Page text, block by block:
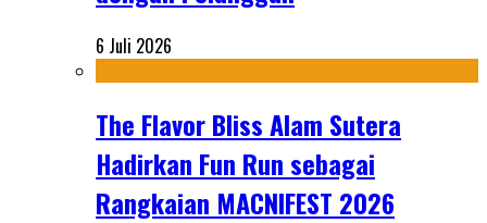
6 Juli 2026
The Flavor Bliss Alam Sutera
Hadirkan Fun Run sebagai
Rangkaian MACNIFEST 2026